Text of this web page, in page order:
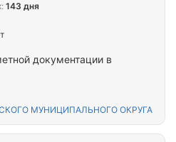
документации в
МУНИЦИПАЛЬНОГО ОКРУГА
143 дня